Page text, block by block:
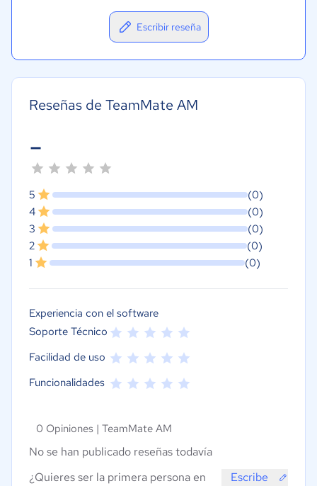
Escribir reseña
Reseñas de TeamMate AM
-
5
(0)
4
(0)
3
(0)
2
(0)
1
(0)
Experiencia con el software
Soporte Técnico
Facilidad de uso
Funcionalidades
0 Opiniones | TeamMate AM
No se han publicado reseñas todavía
¿Quieres ser la primera persona en
Escribe